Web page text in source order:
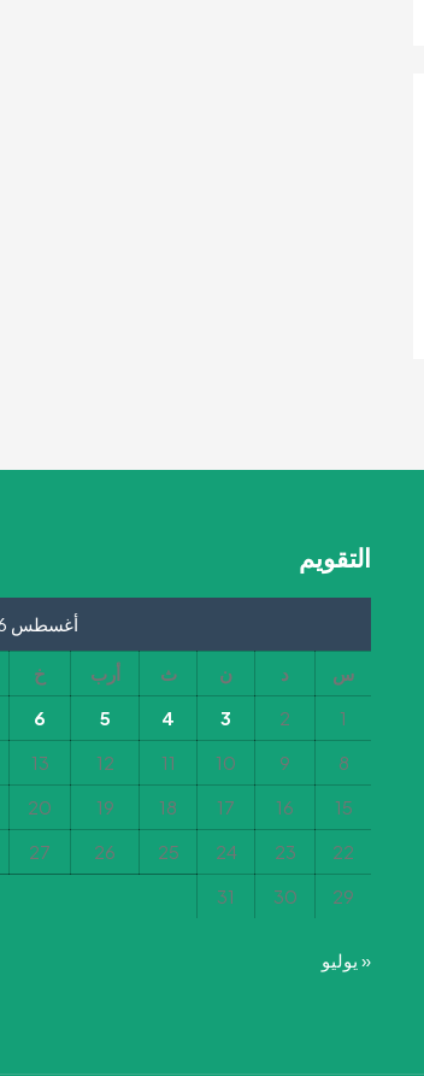
التقويم
أغسطس 2026
س د ن ث أرب خ
1
2
3
4
5
6
8
9
10
11
12
13
15
16
17
18
19
20
22
23
24
25
26
27
29
30
31
« يوليو